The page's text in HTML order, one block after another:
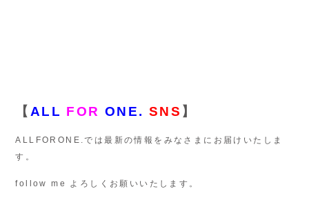
【 ALL FOR ONE. SNS 】
ALLFORONE.では最新の情報をみなさまにお届けいたしま
す。
follow me よろしくお願いいたします。